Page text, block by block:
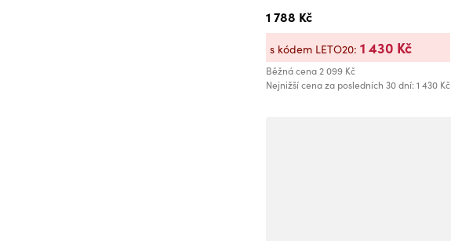
1 788 Kč
Běžná cena 2 099 Kč
Nejnižší cena za posledních 30 dní: 1 430 Kč
s kódem LETO20: 1 430 Kč